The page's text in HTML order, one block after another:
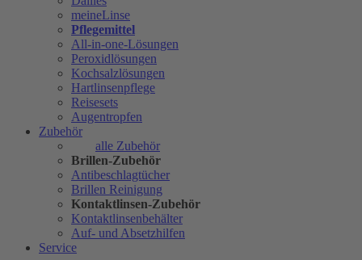
meineLinse
Pflegemittel
All-in-one-Lösungen
Peroxidlösungen
Kochsalzlösungen
Hartlinsenpflege
Reisesets
Augentropfen
Zubehör
alle Zubehör
Brillen-Zubehör
Antibeschlagtücher
Brillen Reinigung
Kontaktlinsen-Zubehör
Kontaktlinsenbehälter
Auf- und Absetzhilfen
Service